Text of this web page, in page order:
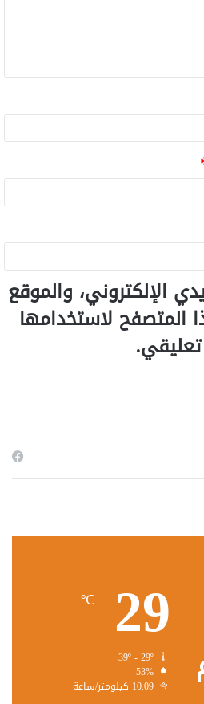
الإلكتروني، والموقع
المتصفح لاستخدامها
29
℃
53%
10.09 كيلومتر/ساعة